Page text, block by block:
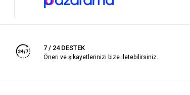
7 / 24 DESTEK
Öneri ve şikayetlerinizi bize iletebilirsiniz.